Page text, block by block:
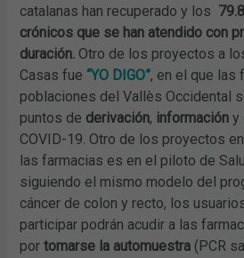
catalanas han recuperado y los
crónicos que se han atendido con
duración. Otro de los proyectos a
Casas fue“YO DIGO”, en el que las
poblaciones del Vallès Occidental
puntos de derivación, información y
COVID-19. Otro de los proyectos
las farmacias es en el piloto de
siguiendo el mismo modelo del
cáncer de colon y recto, los
participar podrán acudir a las
portomarse la automuestra (PCR